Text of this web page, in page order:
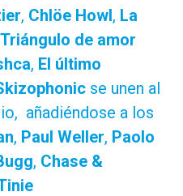
, Chlöe Howl, La
Triángulo de amor
, El último
se unen al
añadiéndose a los
, Paul Weller, Paolo
, Chase &